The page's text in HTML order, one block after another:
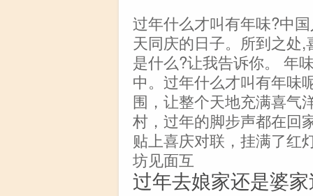
过年什么才叫有年味?中
天同庆的日子。所到之处
是什么?让我告诉你。 年
中。过年什么才叫有年味
围，让整个天地充满喜气
村，过年的脚步声都在回
贴上喜庆对联，挂满了红
坊见面互
过年去娘家还是婆